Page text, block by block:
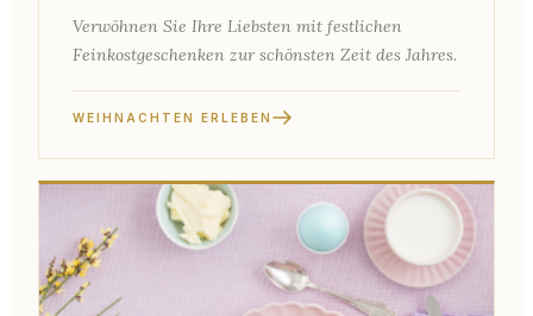
Verwöhnen Sie Ihre Liebsten mit festlichen
Feinkostgeschenken zur schönsten Zeit des Jahres.
WEIHNACHTEN ERLEBEN